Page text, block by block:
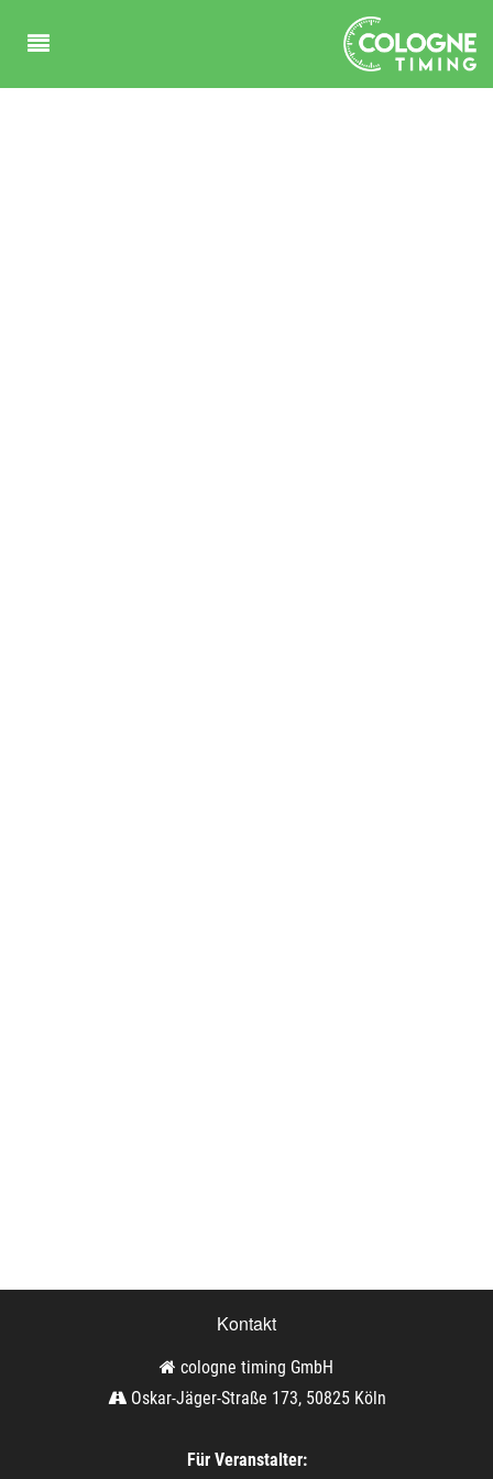
Kontakt
cologne timing GmbH
Oskar-Jäger-Straße 173, 50825 Köln
Für Veranstalter: